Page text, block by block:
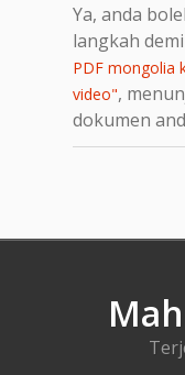
Ya, anda
langkah
PDF mongolia
video",
dokumen